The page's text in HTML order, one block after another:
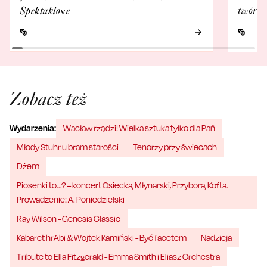
Spektaklove
Zobacz też
Wydarzenia:
Wacław rządzi! Wielka sztuka tylko dla Pań
Młody Stuhr u bram starości
Tenorzy przy świecach
Dżem
Piosenki to...? – koncert Osiecka, Młynarski, Przybora, Kofta.
Prowadzenie: A. Poniedzielski
Ray Wilson - Genesis Classic
Kabaret hrAbi & Wojtek Kamiński - Być facetem
Nadzieja
Tribute to Ella Fitzgerald - Emma Smith i Eliasz Orchestra